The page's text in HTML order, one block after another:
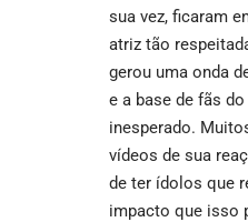
sua vez, ficaram
atriz tão
gerou uma onda
e a base de fãs
inesperado.
vídeos de sua
de ter ídolos que
impacto que isso